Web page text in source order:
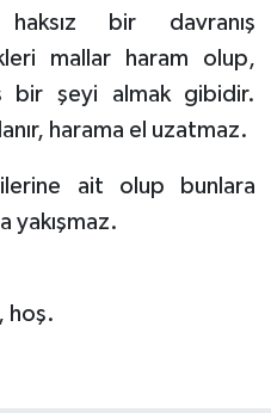
haksız bir davranış
mallar haram olup,
bir şeyi almak gibidir.
harama el uzatmaz.
ait olup bunlara
yakışmaz.
hoş.